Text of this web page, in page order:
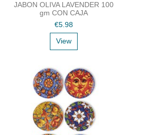
JABON OLIVA LAVENDER 100
gm CON CAJA
€5.98
View